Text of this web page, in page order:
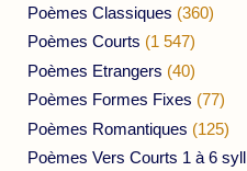
Poèmes Classiques (360)
Poèmes Courts (1 547)
Poèmes Etrangers (40)
Poèmes Formes Fixes (77)
Poèmes Romantiques (125)
Poèmes Vers Courts 1 à 6 syll